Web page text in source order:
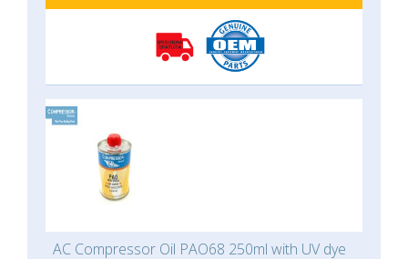
AC Compressor Oil PAO68 250ml with UV dye